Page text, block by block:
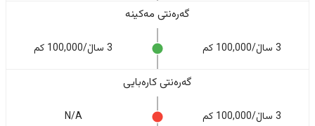
گەرەنتی مەکینە
3 ساڵ/100,000 کم 3 ساڵ/100,000 کم
گەرەنتی کارەبایی
3 ساڵ/100,000 کم N/A